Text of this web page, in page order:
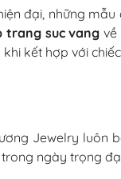
đại, những
trang suc vang về
kết hợp với
Jewelry luôn
ngày trọng